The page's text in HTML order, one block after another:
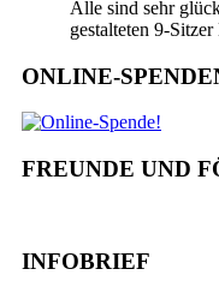
Alle sind sehr
gestalteten 9-
ONLINE-
FREUNDE UND
INFOBRIEF